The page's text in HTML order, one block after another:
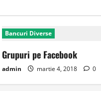
Bancuri Diverse
Grupuri pe Facebook
admin martie 4, 2018 0